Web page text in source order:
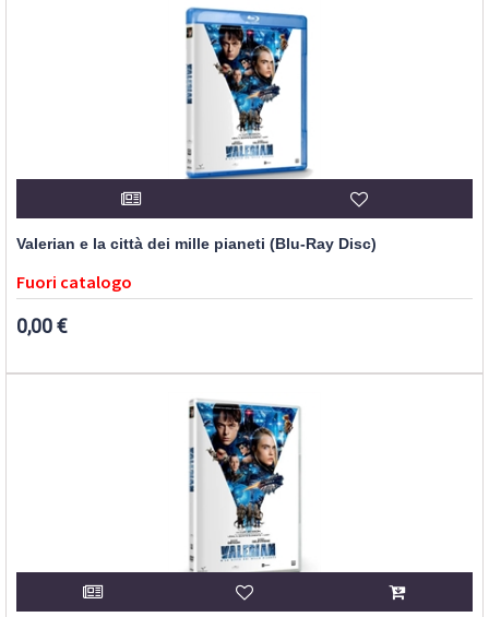
Valerian e la città dei mille pianeti (Blu-Ray Disc)
Fuori catalogo
0,00 €